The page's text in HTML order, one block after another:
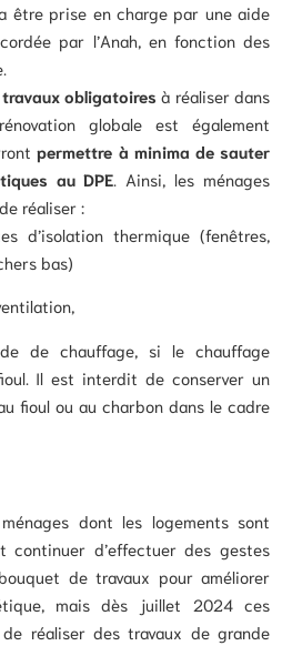
être prise en charge par une aide
par l’Anah, en fonction des
obligatoires à réaliser dans
globale est également
permettre à minima de sauter
au DPE. Ainsi, les ménages
réaliser :
d’isolation thermique (fenêtres,
bas)
de chauffage, si le chauffage
Il est interdit de conserver un
fioul ou au charbon dans le cadre
dont les logements sont
continuer d’effectuer des gestes
de travaux pour améliorer
mais dès juillet 2024 ces
réaliser des travaux de grande